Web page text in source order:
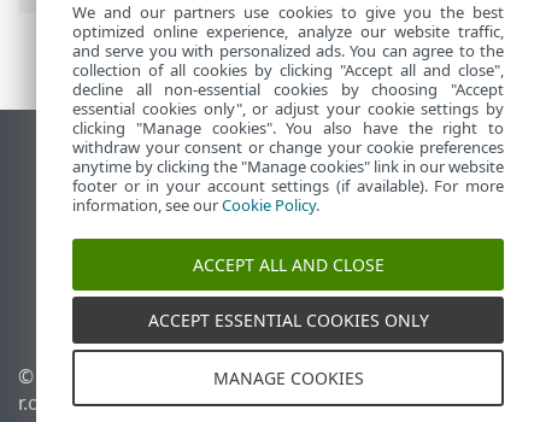
Näytä tietokonesivusto
End of Life
ESET-tietämyskanta
ESET-foorumi
ESET Status Portal
Alueellinen tuki
© 1992 - 2026 ESET, spol. s
r.o. – Kaikki oikeudet
Evästeiden hallinta
Evästekäytäntö
We and our partners use cookies to give you the best
optimized online experience, analyze our website traffic,
and serve you with personalized ads. You can agree to the
collection of all cookies by clicking "Accept all and close",
decline all non-essential cookies by choosing "Accept
essential cookies only", or adjust your cookie settings by
clicking "Manage cookies". You also have the right to
withdraw your consent or change your cookie preferences
anytime by clicking the "Manage cookies" link in our website
footer or in your account settings (if available). For more
information, see ourCookie Policy.
ACCEPT ALL AND CLOSE
ACCEPT ESSENTIAL COOKIES ONLY
MANAGE COOKIES